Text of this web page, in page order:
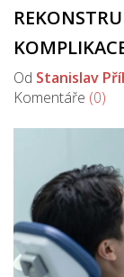
Od Stanislav
Komentáře (0)